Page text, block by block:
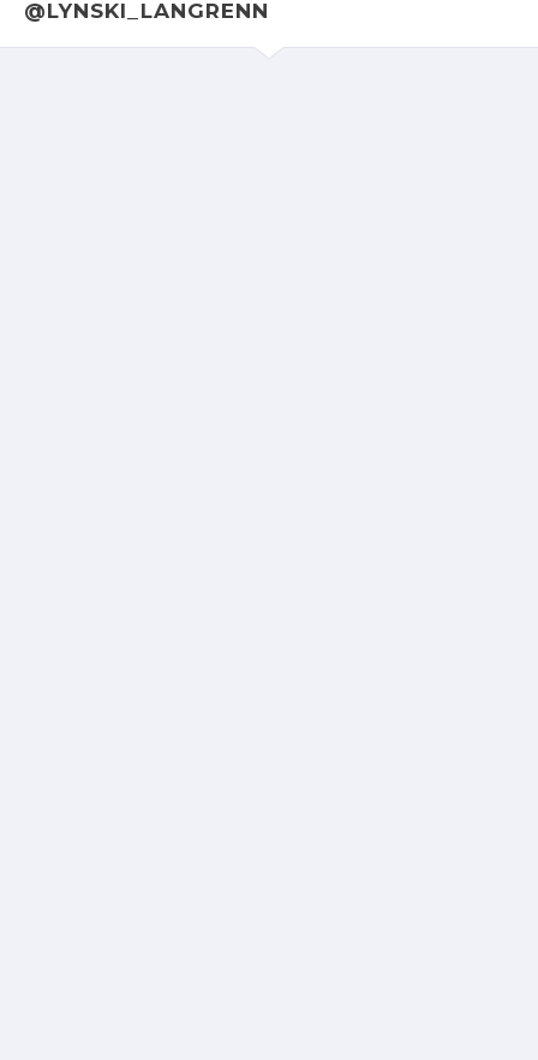
@LYNSKI_LANGRENN